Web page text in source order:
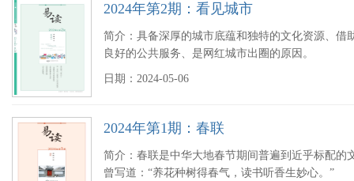
2024年第2期：看见城市
简介：具备深厚的城市底蕴和独特的文化资源、借
良好的公共服务、是网红城市出圈的原因。
日期：2024-05-06
2024年第1期：春联
简介：春联是中华大地春节期间普遍到近乎标配的
曾写道：“养花种树得春气，读书听香生妙心。”